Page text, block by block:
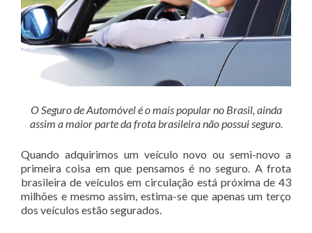
O Seguro de Automóvel é o mais popular no Brasil, ainda
assim a maior parte da frota brasileira não possui seguro.
Quando adquirimos um veículo novo ou semi-novo a
primeira coisa em que pensamos é no seguro. A frota
brasileira de veículos em circulação está próxima de 43
milhões e mesmo assim, estima-se que apenas um terço
dos veículos estão segurados.